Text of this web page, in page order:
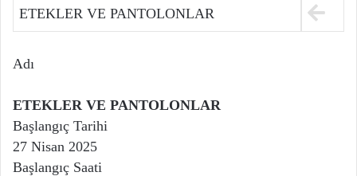
ETEKLER VE PANTOLONLAR
Adı
ETEKLER VE PANTOLONLAR
Başlangıç Tarihi
27 Nisan 2025
Başlangıç Saati